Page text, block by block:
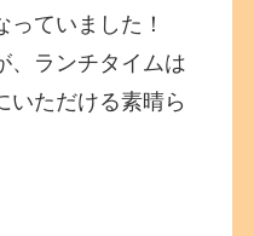
ていました！
、ランチタイムは
いただける素晴ら